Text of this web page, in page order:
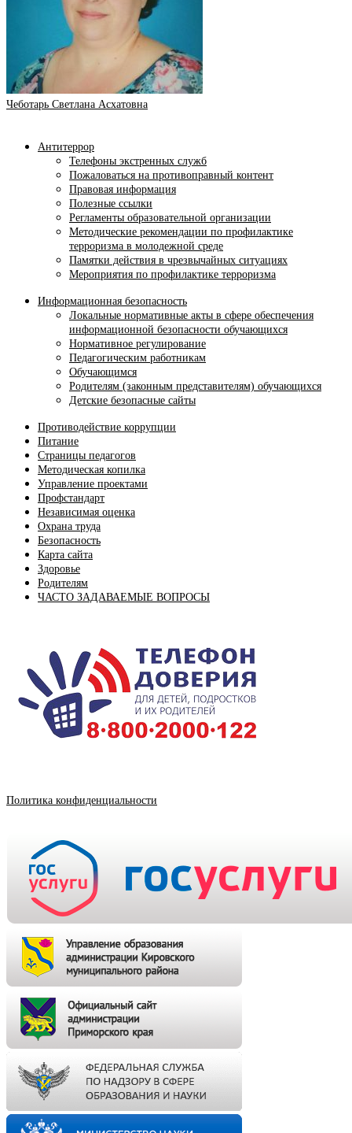
Чеботарь Светлана Асхатовна
Антитеррор
Телефоны экстренных служб
Пожаловаться на противоправный контент
Правовая информация
Полезные ссылки
Регламенты образовательной организации
Методические рекомендации по профилактике
терроризма в молодежной среде
Памятки действия в чрезвычайных ситуациях
Мероприятия по профилактике терроризма
Информационная безопасность
Локальные нормативные акты в сфере обеспечения
информационной безопасности обучающихся
Нормативное регулирование
Педагогическим работникам
Обучающимся
Родителям (законным представителям) обучающихся
Детские безопасные сайты
Противодействие коррупции
Питание
Страницы педагогов
Методическая копилка
Управление проектами
Профстандарт
Независимая оценка
Охрана труда
Безопасность
Карта сайта
Здоровье
Родителям
ЧАСТО ЗАДАВАЕМЫЕ ВОПРОСЫ
Политика конфиденциальности